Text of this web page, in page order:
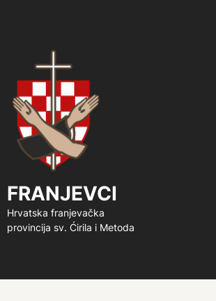
FRANJEVCI
Hrvatska franjevačka
provincija sv. Ćirila i Metoda